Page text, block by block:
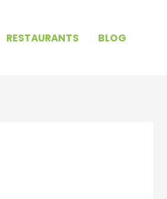
RESTAURANTS BLOG